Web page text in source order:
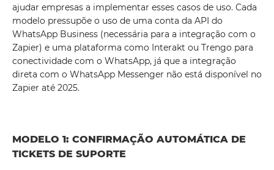
ajudar empresas a implementar esses casos de uso. Cada
modelo pressupõe o uso de uma conta da API do
WhatsApp Business (necessária para a integração com o
Zapier) e uma plataforma como Interakt ou Trengo para
conectividade com o WhatsApp, já que a integração
direta com o WhatsApp Messenger não está disponível no
Zapier até 2025.
MODELO 1: CONFIRMAÇÃO AUTOMÁTICA DE
TICKETS DE SUPORTE